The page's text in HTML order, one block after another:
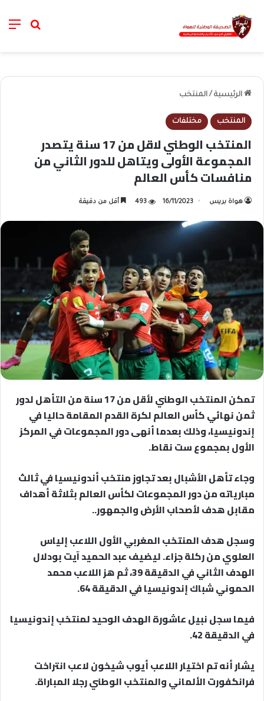
خانة
الرئيسية / المنتخب
المنتخب مختلفات
المنتخب الوطني لاقل من 17 سنة يتصدر
المجموعة الأولى ويتاهل للدور الثاني من
منافسات كأس العالم
هواة بريس 16/11/2023
493 أقل من دقيقة
تمكن المنتخب الوطني لأقل من 17 سنة من التأهل لدور
ثمن نهائي كأس العالم لكرة القدم المقامة حاليا في
إندونيسيا، وذلك بعدما أنهى دور المجموعات في المركز
الأول بمجموع ست نقاط.
وجاء تأهل الأشبال بعد تجاوز منتخب أندونيسيا في ثالث
مبارياته من دور المجموعات لكأس العالم بثلاثة أهداف
مقابل هدف لأصحاب الأرض والجمهور..
وسجل هدف المنتخب المغربي الأول اللاعب إلياس
العلوي من ركلة جزاء. ليضيف عبد الحميد آيت بودلال
الهدف الثاني في الدقيقة 39، ثم هز اللاعب محمد
الحموني شباك إندونيسيا في الدقيقة 64.
فيما سجل نبيل عاشورة الهدف الوحيد لمنتخب إندونيسيا
في الدقيقة 42.
يشار أنه تم اختيار اللاعب أيوب شيخون لاعب انتراخت
فرانكفورت الألماني والمنتخب الوطني رجلا المباراة.